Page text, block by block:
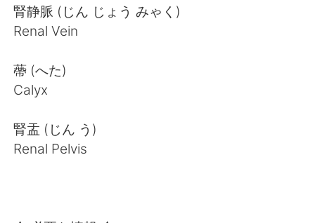
腎静脈 (じん じょう みゃく)
Renal Vein
蔕 (へた)
Calyx
腎盂 (じん う)
Renal Pelvis